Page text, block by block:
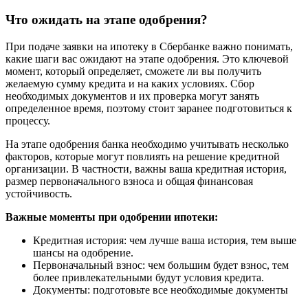
Что ожидать на этапе одобрения?
При подаче заявки на ипотеку в Сбербанке важно понимать,
какие шаги вас ожидают на этапе одобрения. Это ключевой
момент, который определяет, сможете ли вы получить
желаемую сумму кредита и на каких условиях. Сбор
необходимых документов и их проверка могут занять
определенное время, поэтому стоит заранее подготовиться к
процессу.
На этапе одобрения банка необходимо учитывать несколько
факторов, которые могут повлиять на решение кредитной
организации. В частности, важны ваша кредитная история,
размер первоначального взноса и общая финансовая
устойчивость.
Важные моменты при одобрении ипотеки:
Кредитная история: чем лучше ваша история, тем выше
шансы на одобрение.
Первоначальный взнос: чем большим будет взнос, тем
более привлекательными будут условия кредита.
Документы: подготовьте все необходимые документы